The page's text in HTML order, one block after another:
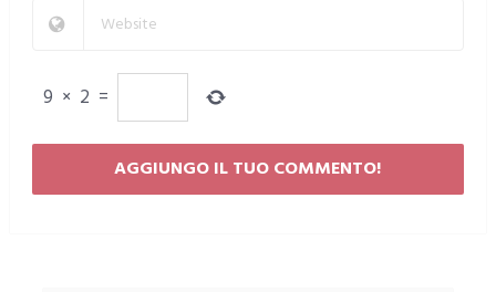
9 × 2 =